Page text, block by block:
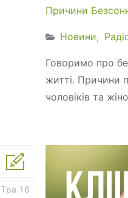
Причини
Новини
Говоримо про
житті. Причини
чоловіків та
Тра 16